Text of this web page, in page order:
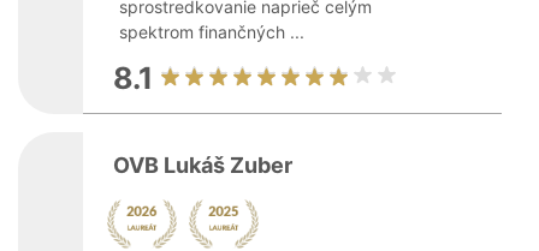
sprostredkovanie naprieč celým
spektrom finančných ...
8.1
OVB Lukáš Zuber